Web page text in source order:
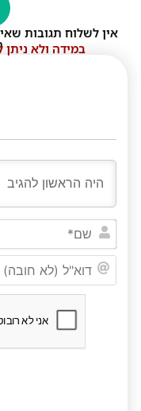
אין לשלוח תגובות
במידה ולא